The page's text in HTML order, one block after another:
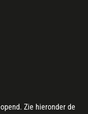
Zie hieronder de